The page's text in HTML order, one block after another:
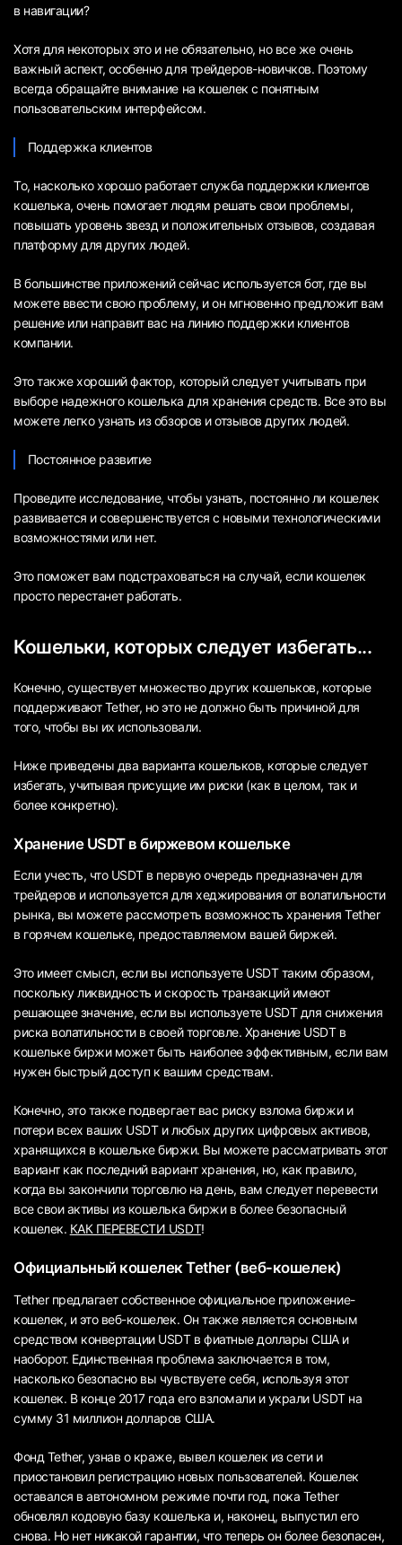
в навигации?
Хотя для некоторых это и не обязательно, но все же очень
важный аспект, особенно для трейдеров-новичков. Поэтому
всегда обращайте внимание на кошелек с понятным
пользовательским интерфейсом.
Поддержка клиентов
То, насколько хорошо работает служба поддержки клиентов
кошелька, очень помогает людям решать свои проблемы,
повышать уровень звезд и положительных отзывов, создавая
платформу для других людей.
В большинстве приложений сейчас используется бот, где вы
можете ввести свою проблему, и он мгновенно предложит вам
решение или направит вас на линию поддержки клиентов
компании.
Это также хороший фактор, который следует учитывать при
выборе надежного кошелька для хранения средств. Все это вы
можете легко узнать из обзоров и отзывов других людей.
Постоянное развитие
Проведите исследование, чтобы узнать, постоянно ли кошелек
развивается и совершенствуется с новыми технологическими
возможностями или нет.
Это поможет вам подстраховаться на случай, если кошелек
просто перестанет работать.
Кошельки, которых следует избегать...
Конечно, существует множество других кошельков, которые
поддерживают Tether, но это не должно быть причиной для
того, чтобы вы их использовали.
Ниже приведены два варианта кошельков, которые следует
избегать, учитывая присущие им риски (как в целом, так и
более конкретно).
Хранение USDT в биржевом кошельке
Если учесть, что USDT в первую очередь предназначен для
трейдеров и используется для хеджирования от волатильности
рынка, вы можете рассмотреть возможность хранения Tether
в горячем кошельке, предоставляемом вашей биржей.
Это имеет смысл, если вы используете USDT таким образом,
поскольку ликвидность и скорость транзакций имеют
решающее значение, если вы используете USDT для снижения
риска волатильности в своей торговле. Хранение USDT в
кошельке биржи может быть наиболее эффективным, если вам
нужен быстрый доступ к вашим средствам.
Конечно, это также подвергает вас риску взлома биржи и
потери всех ваших USDT и любых других цифровых активов,
хранящихся в кошельке биржи. Вы можете рассматривать этот
вариант как последний вариант хранения, но, как правило,
когда вы закончили торговлю на день, вам следует перевести
все свои активы из кошелька биржи в более безопасный
кошелек. КАК ПЕРЕВЕСТИ USDT!
Официальный кошелек Tether (веб-кошелек)
Tether предлагает собственное официальное приложение-
кошелек, и это веб-кошелек. Он также является основным
средством конвертации USDT в фиатные доллары США и
наоборот. Единственная проблема заключается в том,
насколько безопасно вы чувствуете себя, используя этот
кошелек. В конце 2017 года его взломали и украли USDT на
сумму 31 миллион долларов США.
Фонд Tether, узнав о краже, вывел кошелек из сети и
приостановил регистрацию новых пользователей. Кошелек
оставался в автономном режиме почти год, пока Tether
обновлял кодовую базу кошелька и, наконец, выпустил его
снова. Но нет никакой гарантии, что теперь он более безопасен,